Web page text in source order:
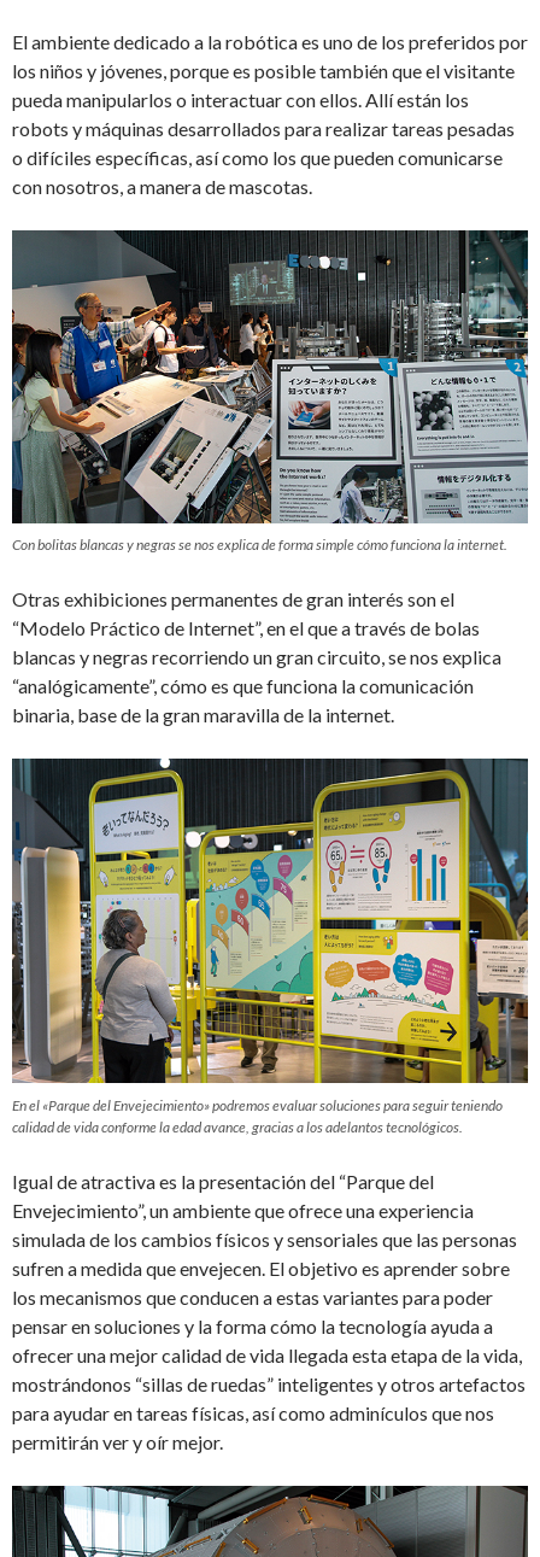
El ambiente dedicado a la robótica es uno de los preferidos por
los niños y jóvenes, porque es posible también que el visitante
pueda manipularlos o interactuar con ellos. Allí están los
robots y máquinas desarrollados para realizar tareas pesadas
o difíciles específicas, así como los que pueden comunicarse
con nosotros, a manera de mascotas.
Con bolitas blancas y negras se nos explica de forma simple cómo funciona la internet.
Otras exhibiciones permanentes de gran interés son el
“Modelo Práctico de Internet”, en el que a través de bolas
blancas y negras recorriendo un gran circuito, se nos explica
“analógicamente”, cómo es que funciona la comunicación
binaria, base de la gran maravilla de la internet.
En el «Parque del Envejecimiento» podremos evaluar soluciones para seguir teniendo
calidad de vida conforme la edad avance, gracias a los adelantos tecnológicos.
Igual de atractiva es la presentación del “Parque del
Envejecimiento”, un ambiente que ofrece una experiencia
simulada de los cambios físicos y sensoriales que las personas
sufren a medida que envejecen. El objetivo es aprender sobre
los mecanismos que conducen a estas variantes para poder
pensar en soluciones y la forma cómo la tecnología ayuda a
ofrecer una mejor calidad de vida llegada esta etapa de la vida,
mostrándonos “sillas de ruedas” inteligentes y otros artefactos
para ayudar en tareas físicas, así como adminículos que nos
permitirán ver y oír mejor.